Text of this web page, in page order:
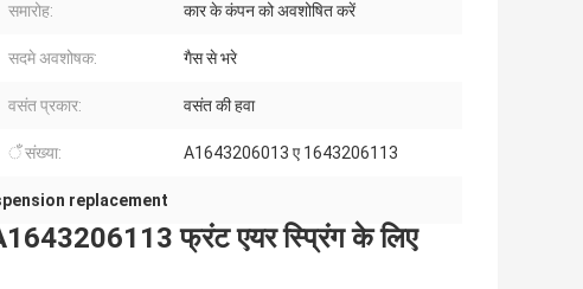
समारोह: कार के कंपन को अवशोषित करें
सदमे अवशोषक: गैस से भरे
वसंत प्रकार: वसंत की हवा
ँ संख्या: A1643206013 ए 1643206113
replacement
फ्रंट एयर स्प्रिंग के लिए